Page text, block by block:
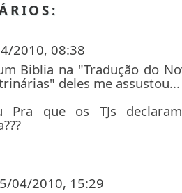
2010, 08:38
Biblia na "Tradução do
deles me assustou...
Pra que os TJs
04/2010, 15:29